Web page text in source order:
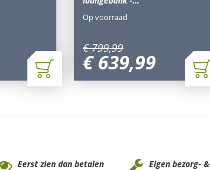
€ 799,99
€ 639,99
Op voorraad
Eerst zien dan betalen
Eigen bezorg- &